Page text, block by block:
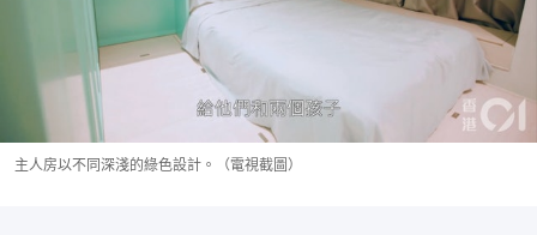
主人房以不同深淺的綠色設計。（電視截圖）